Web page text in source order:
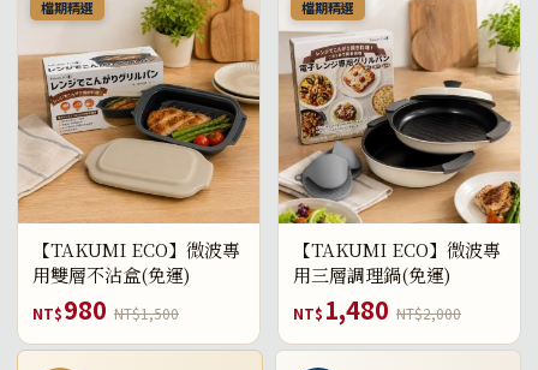
檔期精選
【TAKUMI ECO】微波專
用雙層不沾盒(免運)
NT$980 NT$1,500
檔期精選
【TAKUMI ECO】微波專
用三層調理鍋(免運)
NT$ 1,480 NT$2,000